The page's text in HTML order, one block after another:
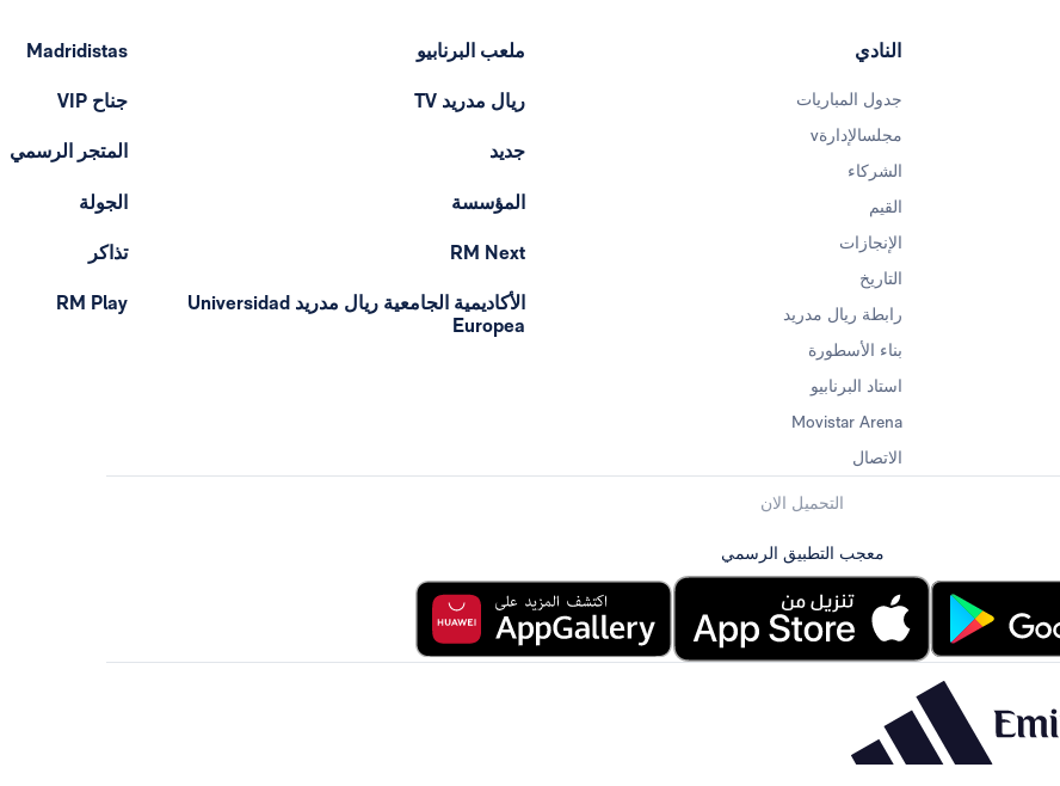
النادي
جدول المباريات
مجلسالإدارةv
الشركاء
القيم
الإنجازات
التاريخ
رابطة ريال مدريد
بناء الأسطورة
استاد البرنابيو
Movistar Arena
الاتصال
ملعب البرنابيو
ريال مدريد TV
جديد
المؤسسة
RM Next
الأكاديمية الجامعية ريال مدريد Universidad
Europea
Madridistas
جناح VIP
المتجر الرسمي
الجولة
تذاكر
RM Play
التحميل الان
معجب التطبيق الرسمي